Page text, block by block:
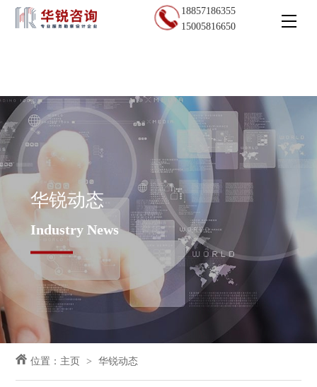
18857186355
15005816650
华锐动态
Industry News
位置： 主页 华锐动态